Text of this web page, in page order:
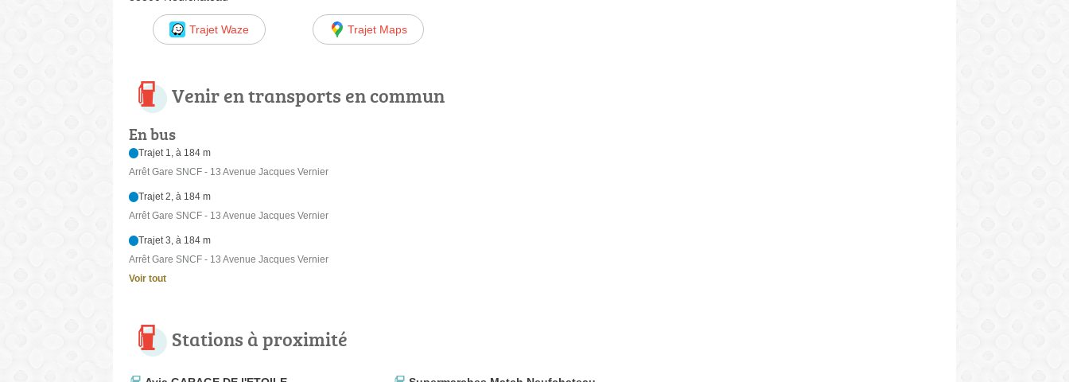
Trajet Waze Trajet Maps
Venir en transports en commun
En bus
Trajet 1, à 184 m
Arrêt Gare SNCF - 13 Avenue Jacques Vernier
Trajet 2, à 184 m
Arrêt Gare SNCF - 13 Avenue Jacques Vernier
Trajet 3, à 184 m
Arrêt Gare SNCF - 13 Avenue Jacques Vernier
Voir tout
Stations à proximité